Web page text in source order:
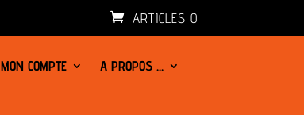
ARTICLES 0
MON COMPTE
A PROPOS …